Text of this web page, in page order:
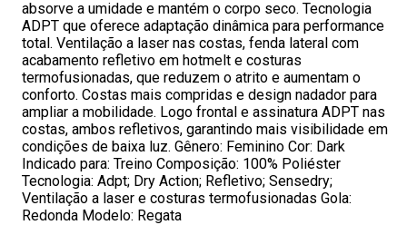
absorve a umidade e mantém o corpo seco. Tecnologia
ADPT que oferece adaptação dinâmica para performance
total. Ventilação a laser nas costas, fenda lateral com
acabamento refletivo em hotmelt e costuras
termofusionadas, que reduzem o atrito e aumentam o
conforto. Costas mais compridas e design nadador para
ampliar a mobilidade. Logo frontal e assinatura ADPT nas
costas, ambos refletivos, garantindo mais visibilidade em
condições de baixa luz. Gênero: Feminino Cor: Dark
Indicado para: Treino Composição: 100% Poliéster
Tecnologia: Adpt; Dry Action; Refletivo; Sensedry;
Ventilação a laser e costuras termofusionadas Gola:
Redonda Modelo: Regata